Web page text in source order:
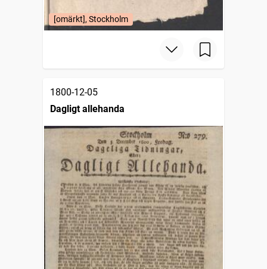
[omärkt], Stockholm
1800-12-05
Dagligt allehanda